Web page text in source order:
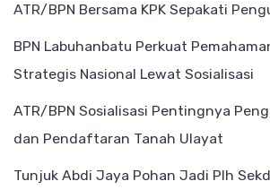
ATR/BPN Bersama KPK Sepakati
BPN Labuhanbatu Perkuat
Strategis Nasional Lewat Sosialisasi
ATR/BPN Sosialisasi Pentingnya
dan Pendaftaran Tanah Ulayat
Tunjuk Abdi Jaya Pohan Jadi Plh